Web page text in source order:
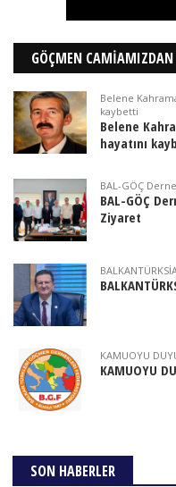
GÖÇMEN CAMİAMIZDAN
Belene
kaybetti
Belene
hayatını
BAL-GÖÇ
BAL-GÖÇ
Ziyaret
KAMUOYU
KAMUOYU
SON HABERLER